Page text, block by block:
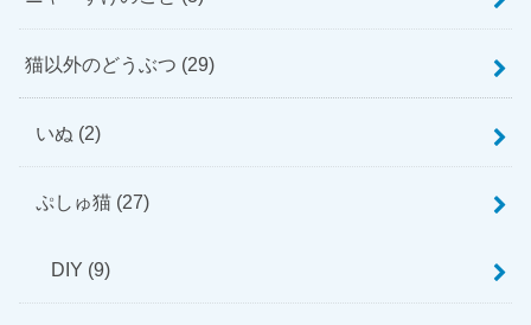
猫以外のどうぶつ (29)
いぬ (2)
ぷしゅ猫 (27)
DIY (9)